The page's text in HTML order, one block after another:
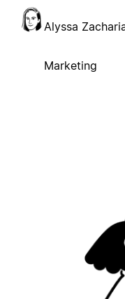
Alyssa
Marketing